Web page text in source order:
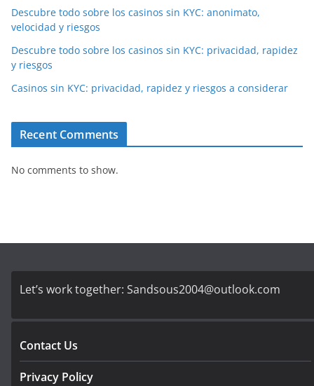
Descubre todo sobre los casinos sin KYC: anonimato,
velocidad y riesgos
Descubre todo sobre los casinos sin KYC: privacidad, rapidez
y riesgos
Casinos sin KYC: privacidad, rapidez y riesgos a considerar
Recent Comments
No comments to show.
Let’s work together: Sandsous2004@outlook.com
Contact Us
Privacy Policy